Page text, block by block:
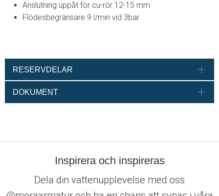
Anslutning uppåt för cu-rör 12-15 mm
Flödesbegränsare 9 l/min vid 3bar
RESERVDELAR
DOKUMENT
Inspirera och inspireras
Dela din vattenupplevelse med oss